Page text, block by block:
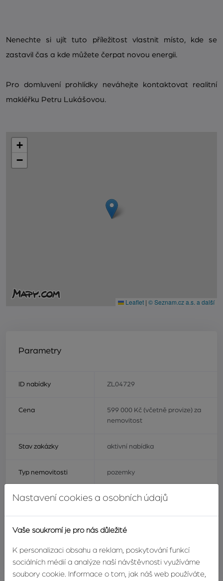
Nenechte si ujít tuto příležitost vlastnit místo, kde se
zastavil čas a kde můžete čerpat novou energii.
Pro domluvení prohlídky neváhejte kontaktovat realitní
makléřku Petru Lukášovou.
+
−
Leaflet | © Seznam.cz a.s. a další
Parametry
ID nabídky ZL04729
Cena
599 000 Kč (včetně provize) za
nemovitost
Stav zakázky aktivní nabídka
Typ nemovitosti pozemky
Typ nabídky prodej
Charakter okolní
zástavby
rekreační
Nastavení cookies a osobních údajů
Vaše soukromí je pro nás důležité
K personalizaci obsahu a reklam, poskytování funkcí
sociálních médií a analýze naší návštěvnosti využíváme
soubory cookie. Informace o tom, jak náš web používáte,